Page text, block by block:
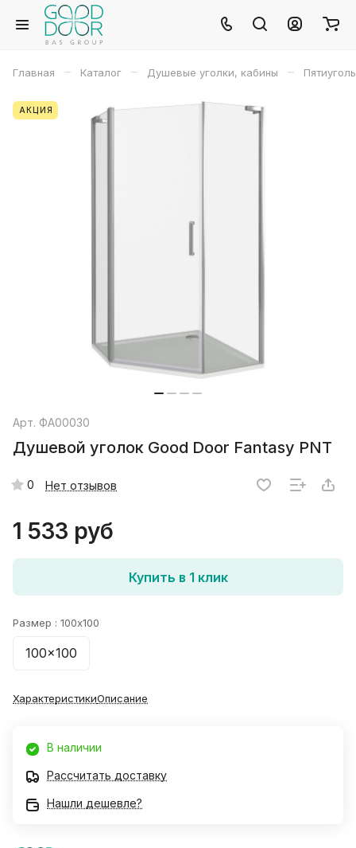
Главная – Каталог – Душевые уголки, кабины –
АКЦИЯ
Арт. ФА00030
Душевой уголок Good Door Fantasy PNT
0 Нет отзывов
1 533 руб
Купить в 1 клик
Размер : 100x100
100x100
ХарактеристикиОписание
В наличии
Рассчитать доставку
Нашли дешевле?